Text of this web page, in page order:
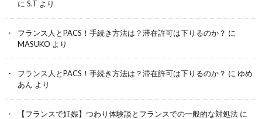
に S.T より
フランス人とPACS！手続き方法は？滞在許可は下りるのか？ に
MASUKO より
フランス人とPACS！手続き方法は？滞在許可は下りるのか？ に ゆめ
あん より
【フランスで妊娠】つわり体験談とフランスでの一般的な対処法 に